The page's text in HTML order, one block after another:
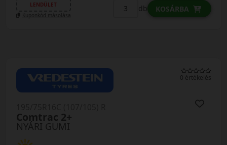
LENDÜLET
Kuponkód másolása
db KOSÁRBA
0 értékelés
NYÁRI GUMI
Comtrac 2+